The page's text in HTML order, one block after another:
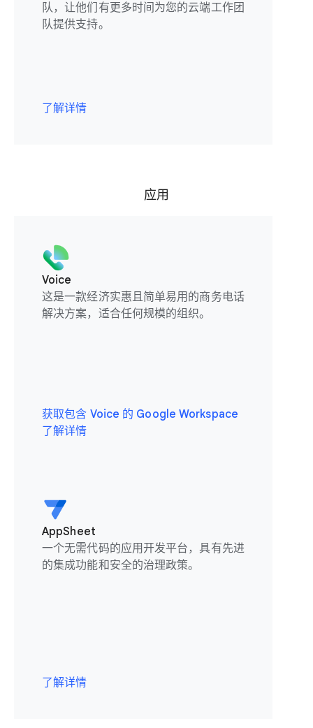
队，让他们有更多时间为您的云端工作团
队提供支持。
了解详情
应用
Voice
这是一款经济实惠且简单易用的商务电话
解决方案，适合任何规模的组织。
获取包含 Voice 的 Google Workspace
了解详情
AppSheet
一个无需代码的应用开发平台，具有先进
的集成功能和安全的治理政策。
了解详情